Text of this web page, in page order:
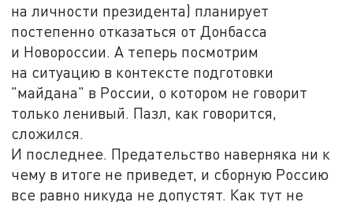
на личности президента) планирует
постепенно отказаться от Донбасса
и Новороссии. А теперь посмотрим
на ситуацию в контексте подготовки
"майдана" в России, о котором не говорит
только ленивый. Пазл, как говорится,
сложился.
И последнее. Предательство наверняка ни к
чему в итоге не приведет, и сборную Россию
все равно никуда не допустят. Как тут не